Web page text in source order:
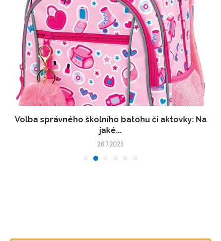
Volba správného školního batohu či aktovky: Na
jaké...
28.7.2026